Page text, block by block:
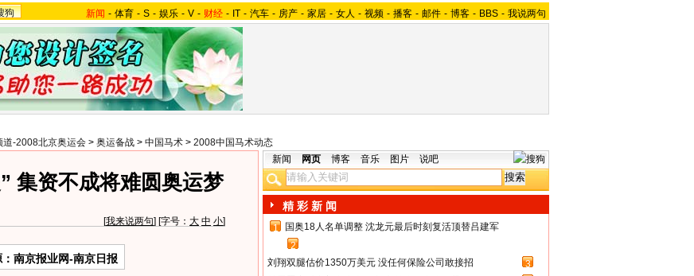
狗 新闻 - 体育 - S - 娱乐 - V - 财经 - IT - 汽车 - 房产 - 家居 - 女人 - 视频 - 播客 - 邮件 - 博客 - BBS - 我说两句
道-2008北京奥运会 > 奥运备战 > 中国马术 > 2008中国马术动态
集资不成将难圆奥运梦
[我来说两句] [字号： 大 中 小]
：南京报业网-南京日报
新闻 网页 博客 音乐 图片 说吧
精 彩 新 闻
1
国奥18人名单调整 沈龙元最后时刻复活顶替吕建军
2
刘翔双腿估价1350万美元 没任何保险公司敢接招
3